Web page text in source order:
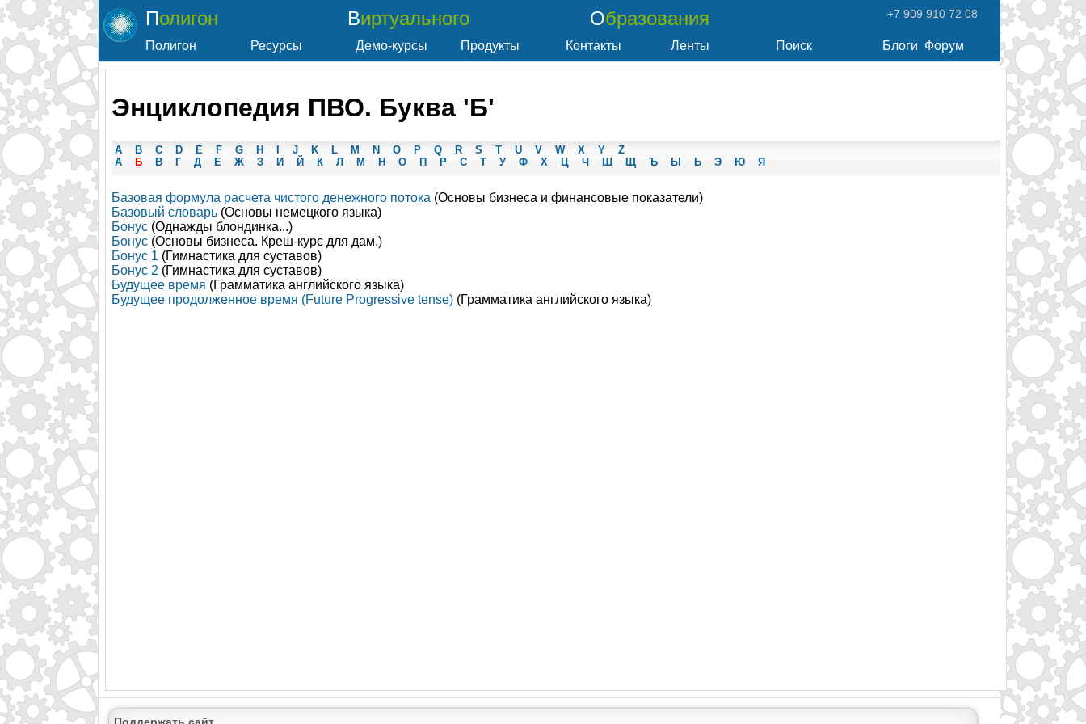
Полигон Виртуального Образования +7 909 910 72 08
Полигон Ресурсы Демо-курсы Продукты Контакты Ленты Поиск Блоги Форум
Энциклопедия ПВО. Буква 'Б'
A B C D E F G H J K L M N O P Q R S T U V W X Y
Z
А
Б В Г Д Е Ж З И Й К Л М Н О П Р С Т У Ф Х Ц Ч Ш Щ Ъ Ы Ь Э Ю Я
Базовая формула расчета чистого денежного потока (Основы бизнеса и финансовые показатели)
Базовый словарь (Основы немецкого языка)
Бонус (Однажды блондинка...)
Бонус (Основы бизнеса. Креш-курс для дам.)
Бонус 1 (Гимнастика для суставов)
Бонус 2 (Гимнастика для суставов)
Будущее время (Грамматика английского языка)
Будущее продолженное время (Future Progressive tense) (Грамматика английского языка)